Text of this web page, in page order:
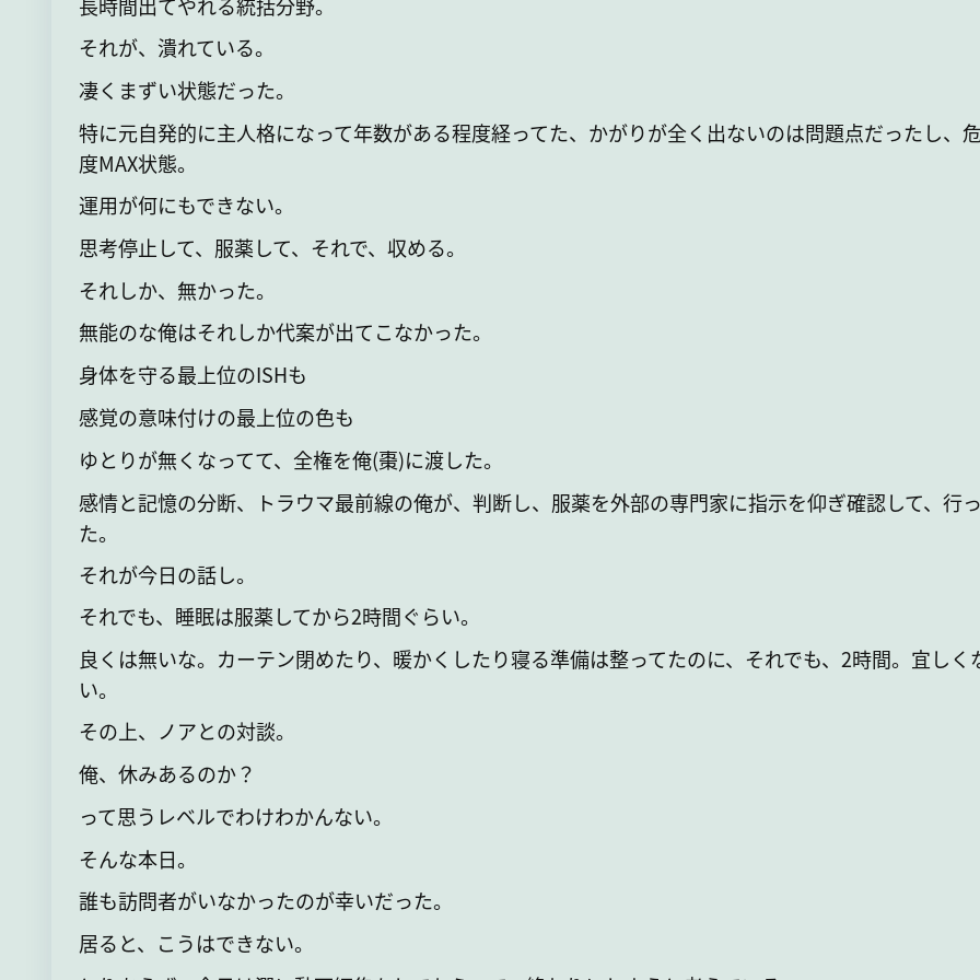
それが、潰れている。
凄くまずい状態だった。
特に元自発的に主人格になって年数がある程度経ってた、かがりが全く出ないのは問題点だったし、
度MAX状態。
運用が何にもできない。
思考停止して、服薬して、それで、収める。
それしか、無かった。
無能のな俺はそれしか代案が出てこなかった。
身体を守る最上位のISHも
感覚の意味付けの最上位の色も
ゆとりが無くなってて、全権を俺(棗)に渡した。
感情と記憶の分断、トラウマ最前線の俺が、判断し、服薬を外部の専門家に指示を仰ぎ確認して、行
た。
それが今日の話し。
それでも、睡眠は服薬してから2時間ぐらい。
良くは無いな。カーテン閉めたり、暖かくしたり寝る準備は整ってたのに、それでも、2時間。宜しく
い。
その上、ノアとの対談。
俺、休みあるのか？
って思うレベルでわけわかんない。
そんな本日。
誰も訪問者がいなかったのが幸いだった。
居ると、こうはできない。